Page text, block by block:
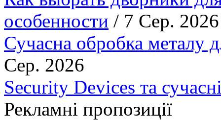
особенности / 7 Сер. 2026
Сучасна обробка металу
Сер. 2026
Security Devices та
Рекламні пропозиції